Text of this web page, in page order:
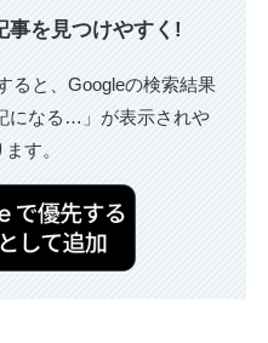
事を見つけやすく!
ると、Googleの検索結果
になる…」が表示されや
す。